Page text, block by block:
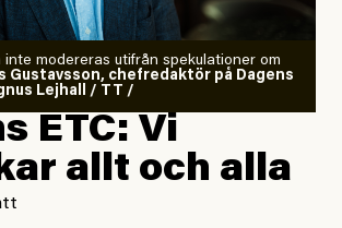
inte modereras utifrån spekulationer om
Gustavsson, chefredaktör på Dagens
Lejhall / TT /
ETC: Vi
allt och alla